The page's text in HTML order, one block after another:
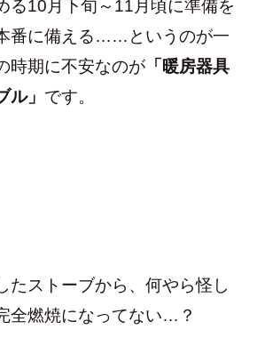
る10月下旬～11月頃に準備を
番に備える……というのが一
時期に不安なのが「暖房器具
」 です。
たストーブから、何やら怪し
全燃焼になってない…？